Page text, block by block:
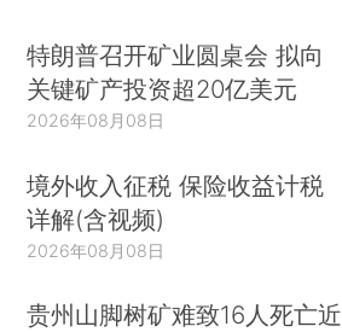
特朗普召开矿业圆桌会 拟向
关键矿产投资超20亿美元
2026年08月08日
境外收入征税 保险收益计税
详解(含视频)
2026年08月08日
贵州山脚树矿难致16人死亡近